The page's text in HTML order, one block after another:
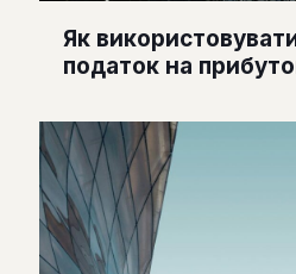
Як
податок на